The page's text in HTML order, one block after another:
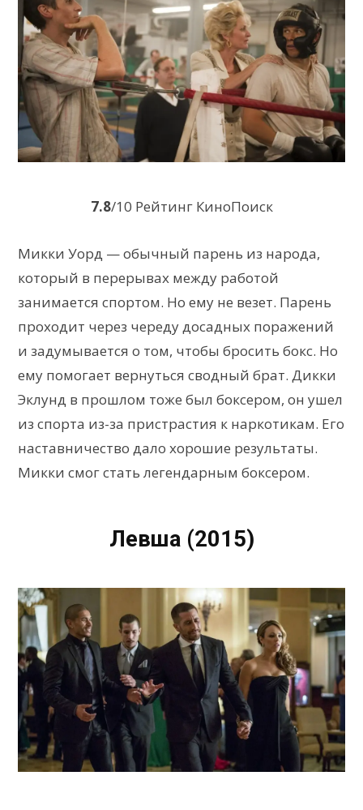
7.8/10 Рейтинг КиноПоиск
Микки Уорд — обычный парень из народа,
который в перерывах между работой
занимается спортом. Но ему не везет. Парень
проходит через череду досадных поражений
и задумывается о том, чтобы бросить бокс. Но
ему помогает вернуться сводный брат. Дикки
Эклунд в прошлом тоже был боксером, он ушел
из спорта из-за пристрастия к наркотикам. Его
наставничество дало хорошие результаты.
Микки смог стать легендарным боксером.
Левша (2015)